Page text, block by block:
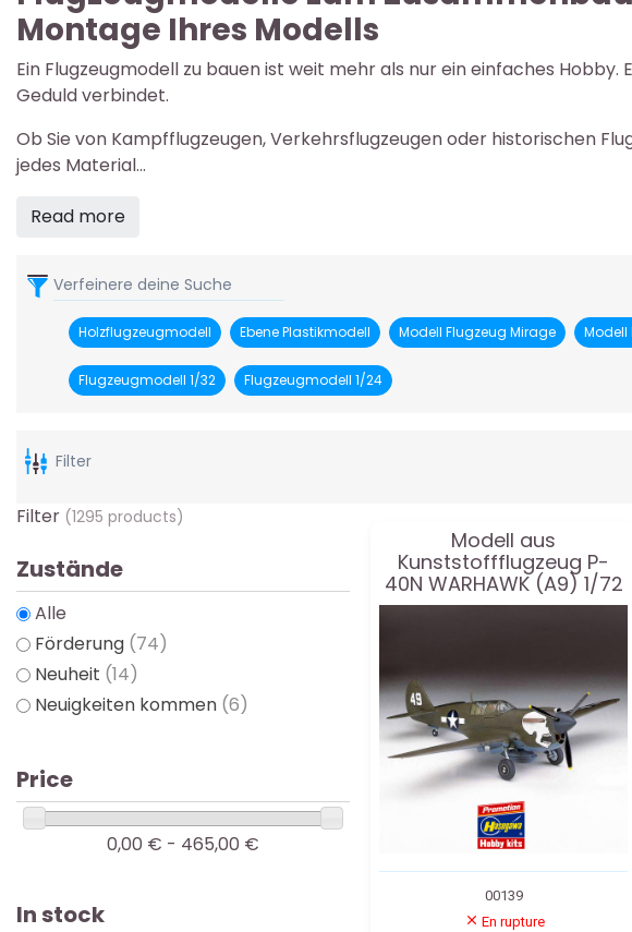
Montage Ihres Modells
Ein Flugzeugmodell zu bauen ist weit mehr als nur ein einfaches
Geduld verbindet.
Ob Sie von Kampfflugzeugen, Verkehrsflugzeugen oder historischen
jedes Material...
Read more
Verfeinere deine Suche
Holzflugzeugmodell Ebene Plastikmodell Modell Flugzeug Mirage Modell
Flugzeugmodell 1/32 Flugzeugmodell 1/24
Filter
Modell aus
Kunststoffflugzeug P-
40N WARHAWK (A9) 1/72
00139
En rupture
Filter (1295 products)
Zustände
Alle
Förderung (74)
Neuheit (14)
Neuigkeiten kommen (6)
Price
0,00 € - 465,00 €
In stock